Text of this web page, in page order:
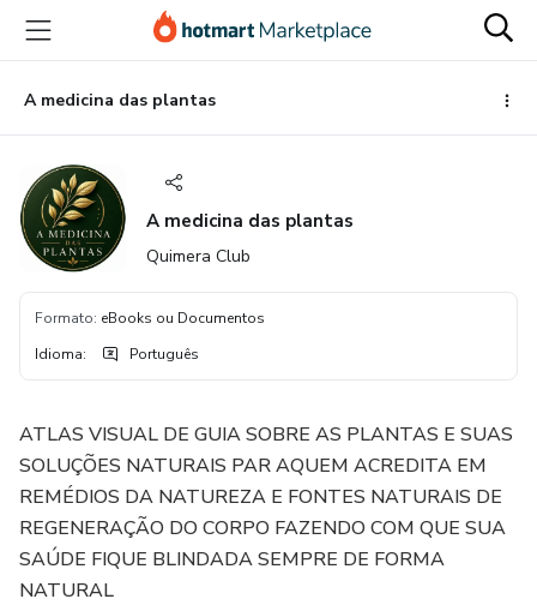
para
conteúdo
principal
para
pagamento
para
rodapé
A medicina das plantas
A medicina das plantas
Quimera Club
Formato: eBooks ou Documentos
Idioma: Português
ATLAS VISUAL DE GUIA SOBRE AS PLANTAS E SUAS
SOLUÇÕES NATURAIS PAR AQUEM ACREDITA EM
REMÉDIOS DA NATUREZA E FONTES NATURAIS DE
REGENERAÇÃO DO CORPO FAZENDO COM QUE SUA
SAÚDE FIQUE BLINDADA SEMPRE DE FORMA
NATURAL